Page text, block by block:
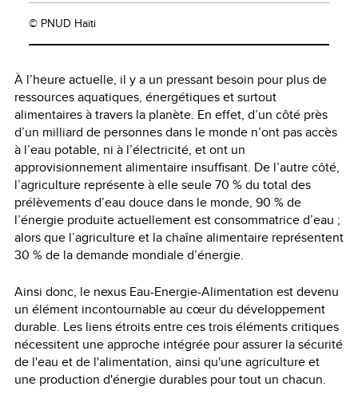
© PNUD Haïti
À l’heure actuelle, il y a un pressant besoin pour plus de
ressources aquatiques, énergétiques et surtout
alimentaires à travers la planète. En effet, d’un côté près
d’un milliard de personnes dans le monde n’ont pas accès
à l’eau potable, ni à l’électricité, et ont un
approvisionnement alimentaire insuffisant. De l’autre côté,
l’agriculture représente à elle seule 70 % du total des
prélèvements d’eau douce dans le monde, 90 % de
l’énergie produite actuellement est consommatrice d’eau ;
alors que l’agriculture et la chaîne alimentaire représentent
30 % de la demande mondiale d’énergie.
Ainsi donc, le nexus Eau-Energie-Alimentation est devenu
un élément incontournable au cœur du développement
durable. Les liens étroits entre ces trois éléments critiques
nécessitent une approche intégrée pour assurer la sécurité
de l'eau et de l'alimentation, ainsi qu'une agriculture et
une production d'énergie durables pour tout un chacun.